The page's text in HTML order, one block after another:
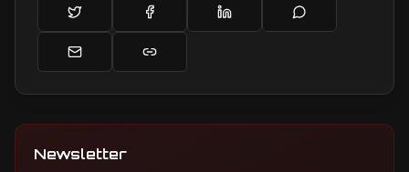
Newsletter